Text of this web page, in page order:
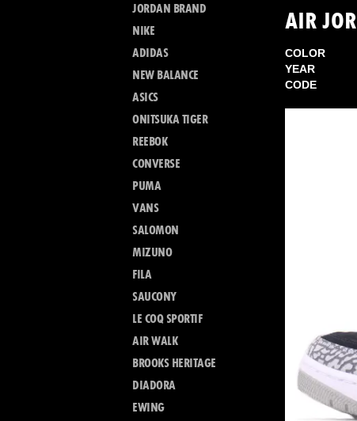
JORDAN BRAND
NIKE
ADIDAS
NEW BALANCE
ASICS
ONITSUKA TIGER
REEBOK
CONVERSE
PUMA
VANS
SALOMON
MIZUNO
FILA
SAUCONY
LE COQ SPORTIF
AIR WALK
BROOKS HERITAGE
DIADORA
EWING
AIR
COLOR
YEAR
CODE